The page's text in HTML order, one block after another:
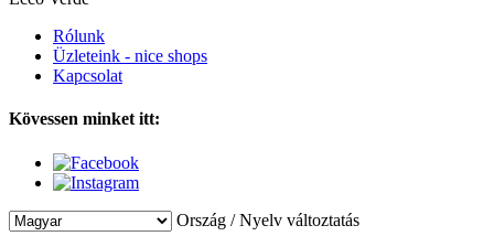
Rólunk
Üzleteink - nice shops
Kapcsolat
Kövessen minket itt:
Ország / Nyelv változtatás